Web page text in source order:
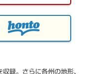
録。さらに各州の地形、